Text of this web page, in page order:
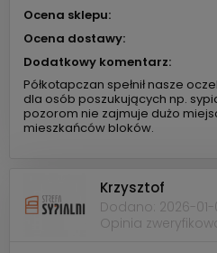
Ocena sklepu:
Ocena dostawy:
Dodatkowy komentarz:
Półkotapczan spełnił nasze
dla osób poszukujących np.
pozorom nie zajmuje dużo
mieszkańców bloków.
Krzysztof
Dodano: 2026-
Opinia